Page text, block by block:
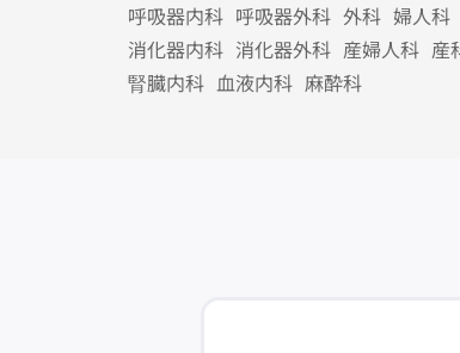
呼吸器内科 呼吸器外科 外科 婦人科
消化器内科 消化器外科 産婦人科 産
腎臓内科 血液内科 麻酔科